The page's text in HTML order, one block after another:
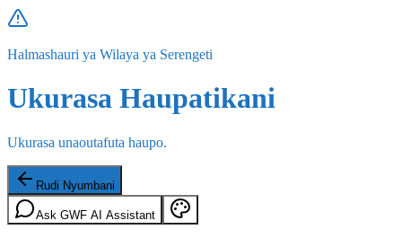
Halmashauri ya Wilaya ya Serengeti
Ukurasa Haupatikani
Ukurasa unaoutafuta haupo.
Rudi Nyumbani
Ask GWF AI Assistant